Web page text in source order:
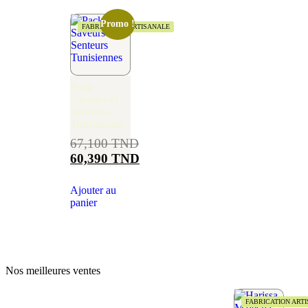
Promo !
FABRICATION ARTISANALE
67,100TND
60,390 TND
Ajouter au
panier
Nos meilleures ventes
FABRICATION